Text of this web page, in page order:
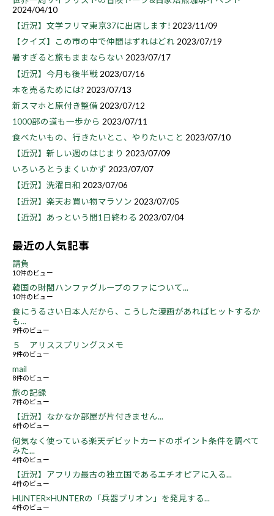
2024/04/10
【近況】文学フリマ東京37に出店します! 2023/11/09
【クイズ】この市の中で仲間はずれはどれ 2023/07/19
暑すぎると旅もままならない 2023/07/17
【近況】今月も後半戦 2023/07/16
本を売るためには? 2023/07/13
新スマホと原付き整備 2023/07/12
1000部の道も一歩から 2023/07/11
食べたいもの、行きたいとこ、やりたいこと 2023/07/10
【近況】新しい週のはじまり 2023/07/09
いろいろとうまくいかず 2023/07/07
【近況】洗濯日和 2023/07/06
【近況】楽天お買い物マラソン 2023/07/05
【近況】あっという間1日終わる 2023/07/04
最近の人気記事
請負
10件のビュー
韓国の財閥ハンファグループのファについて...
10件のビュー
食にうるさい日本人だから、こうした漫画があればヒットするか
も...
9件のビュー
５ アリススプリングスメモ
9件のビュー
mail
8件のビュー
旅の記録
7件のビュー
【近況】なかなか部屋が片付きません...
6件のビュー
何気なく使っている楽天デビットカードのポイント条件を調べて
みた...
4件のビュー
【近況】アフリカ最古の独立国であるエチオピアに入る...
4件のビュー
HUNTER×HUNTERの「兵器ブリオン」を発見する...
4件のビュー